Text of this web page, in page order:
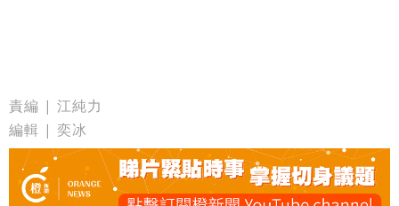
責編 | 江純力
編輯 | 奕冰